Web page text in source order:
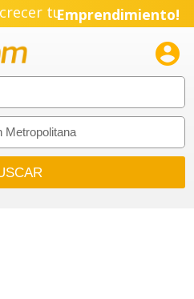
tuEmprendimiento!
